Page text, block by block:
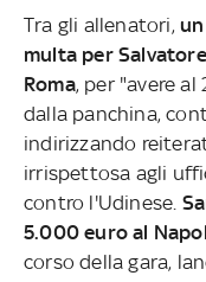
Tra gli allenatori,
multa per
Roma, per "avere
dalla panchina,
indirizzando
irrispettosa agli
contro l'Udinese.
5.000 euro al
corso della gara,